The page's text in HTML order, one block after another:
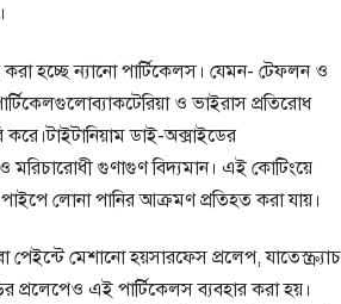
করা হচ্ছে ন্যানো পার্টিকেলস। যেমন- টেফলন ও
ও ভাইরাস প্রতিরোধ
ডাই-অক্সাইডের
মরিচারোধী গুণাগুণ বিদ্যমান। এই কোটিংয়ে
লোনা পানির আক্রমণ প্রতিহত করা যায়।
পেইন্টে মেশানো হয়সারফেস প্রলেপ, যাতেস্ক্র্যাচ
প্রলেপেও এই পার্টিকেলস ব্যবহার করা হয়।